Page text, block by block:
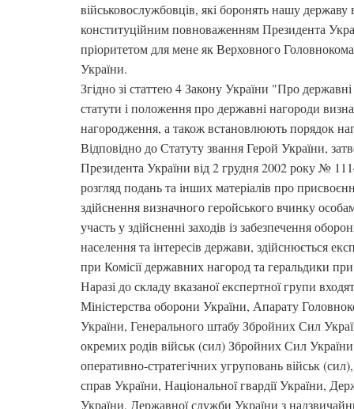
військовослужбовців, які боронять нашу державу
конституційним повноваженням Президента
пріоритетом для мене як Верховного
України.
Згідно зі статтею 4 Закону України "Про
статути і положення про державні нагороди
нагородження, а також встановлюють порядок
Відповідно до Статуту звання Герой України,
Президента України від 2 грудня 2002 року №
розгляд подань та інших матеріалів про
здійснення визначного геройського вчинку
участь у здійсненні заходів із забезпечення
населення та інтересів держави, здійснюється
при Комісії державних нагород та геральдики
Наразі до складу вказаної експертної групи
Міністерства оборони України, Апарату
України, Генерального штабу Збройних Сил
окремих родів військ (сил) Збройних Сил
оперативно-стратегічних угруповань військ
справ України, Національної гвардії України,
України, Державної служби України з